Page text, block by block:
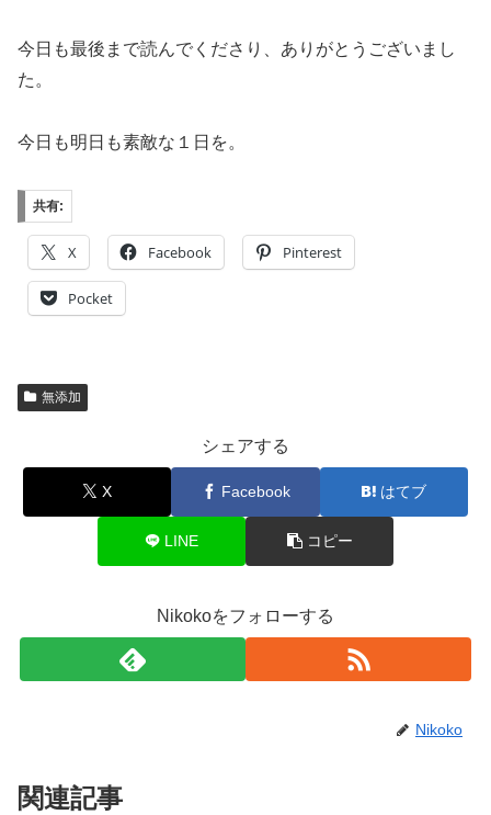
今日も最後まで読んでくださり、ありがとうございまし
た。
今日も明日も素敵な１日を。
共有:
X Facebook Pinterest
Pocket
無添加
シェアする
X Facebook はてブ
LINE コピー
Nikokoをフォローする
Nikoko
関連記事